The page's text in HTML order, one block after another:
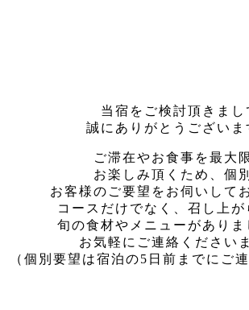
当宿をご検討頂きまし
誠にありがとうございま
ご滞在やお食事を最大
お楽しみ頂くため、個
お客様のご要望をお伺いして
コースだけでなく、召し上が
旬の食材やメニューがありま
お気軽にご連絡ください
（個別要望は宿泊の5日前までにご